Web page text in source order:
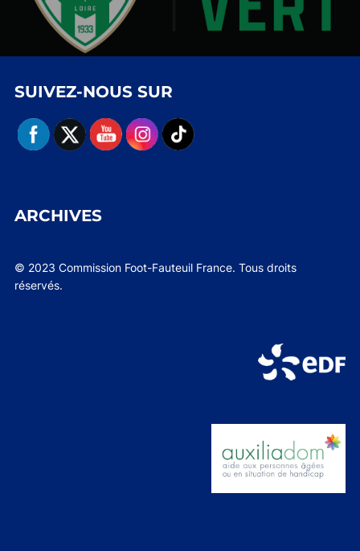
SUIVEZ-NOUS SUR
ARCHIVES
© 2023 Commission Foot-Fauteuil France. Tous droits
réservés.